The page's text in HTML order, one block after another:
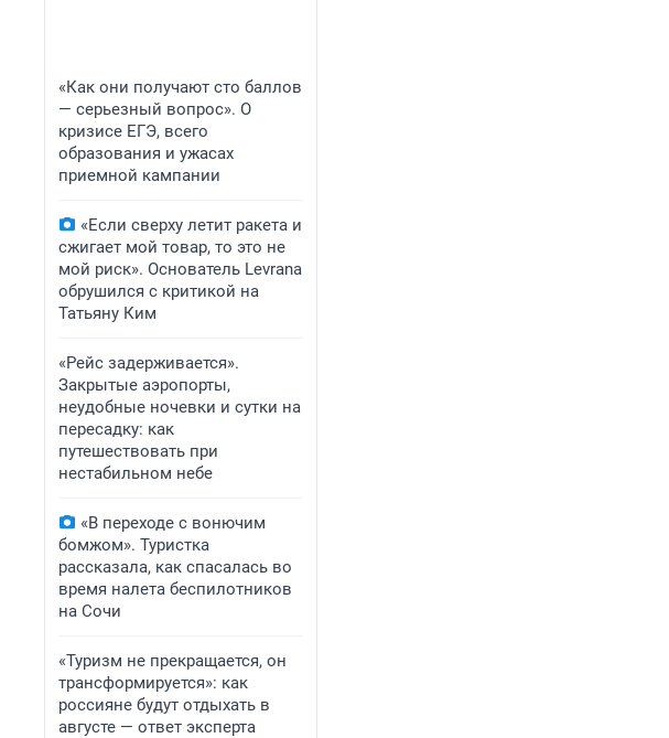
«Как они получают сто баллов
— серьезный вопрос». О
кризисе ЕГЭ, всего
образования и ужасах
приемной кампании
«Если сверху летит ракета и
сжигает мой товар, то это не
мой риск». Основатель Levrana
обрушился с критикой на
Татьяну Ким
«Рейс задерживается».
Закрытые аэропорты,
неудобные ночевки и сутки на
пересадку: как
путешествовать при
нестабильном небе
«В переходе с вонючим
бомжом». Туристка
рассказала, как спасалась во
время налета беспилотников
на Сочи
«Туризм не прекращается, он
трансформируется»: как
россияне будут отдыхать в
августе — ответ эксперта